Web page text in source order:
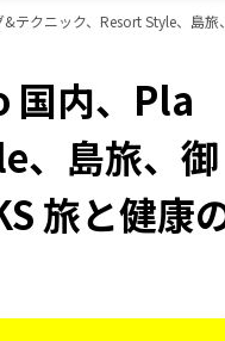
クニック、Resort Style、島
国内、Pla
、島旅、御
旅と健康